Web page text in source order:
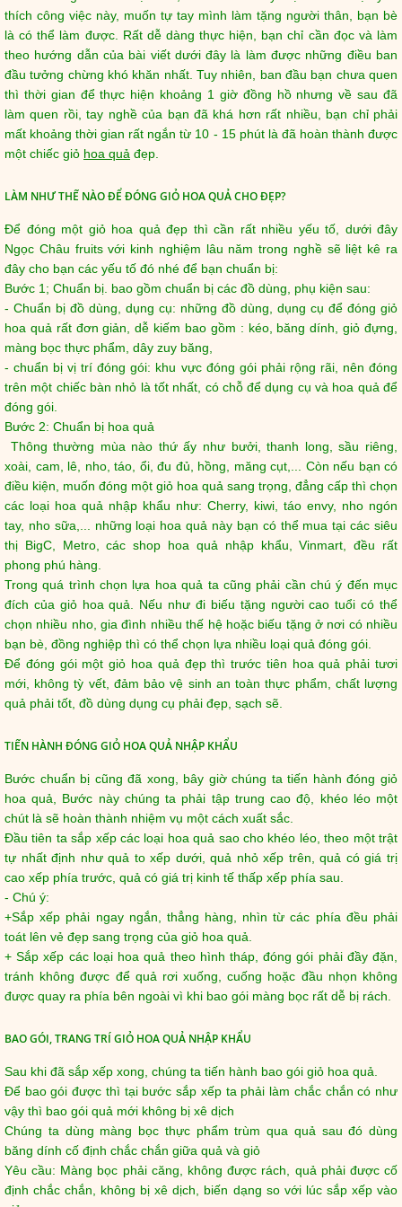
thích công việc này, muốn tự tay mình làm tặng người thân, bạn bè
là có thể làm được. Rất dễ dàng thực hiện, bạn chỉ cần đọc và làm
theo hướng dẫn của bài viết dưới đây là làm được những điều ban
đầu tưởng chừng khó khăn nhất. Tuy nhiên, ban đầu bạn chưa quen
thì thời gian để thực hiện khoảng 1 giờ đồng hồ nhưng về sau đã
làm quen rồi, tay nghề của bạn đã khá hơn rất nhiều, bạn chỉ phải
mất khoảng thời gian rất ngắn từ 10 - 15 phút là đã hoàn thành được
một chiếc giỏ hoa quả đẹp.
LÀM NHƯ THẾ NÀO ĐỂ ĐÓNG GIỎ HOA QUẢ CHO ĐẸP?
Để đóng một giỏ hoa quả đẹp thì cần rất nhiều yếu tố, dưới đây
Ngọc Châu fruits với kinh nghiệm lâu năm trong nghề sẽ liệt kê ra
đây cho bạn các yếu tố đó nhé để bạn chuẩn bị:
Bước 1; Chuẩn bị. bao gồm chuẩn bị các đồ dùng, phụ kiện sau:
- Chuẩn bị đồ dùng, dụng cụ: những đồ dùng, dụng cụ để đóng giỏ
hoa quả rất đơn giản, dễ kiếm bao gồm : kéo, băng dính, giỏ đựng,
màng bọc thực phẩm, dây zuy băng,
- chuẩn bị vị trí đóng gói: khu vực đóng gói phải rộng rãi, nên đóng
trên một chiếc bàn nhỏ là tốt nhất, có chỗ để dụng cụ và hoa quả để
đóng gói.
Bước 2: Chuẩn bị hoa quả
Thông thường mùa nào thứ ấy như bưởi, thanh long, sầu riêng,
xoài, cam, lê, nho, táo, ổi, đu đủ, hồng, măng cụt,... Còn nếu bạn có
điều kiện, muốn đóng một giỏ hoa quả sang trọng, đẳng cấp thì chọn
các loại hoa quả nhập khẩu như: Cherry, kiwi, táo envy, nho ngón
tay, nho sữa,... những loại hoa quả này bạn có thể mua tại các siêu
thị BigC, Metro, các shop hoa quả nhập khẩu, Vinmart, đều rất
phong phú hàng.
Trong quá trình chọn lựa hoa quả ta cũng phải cần chú ý đến mục
đích của giỏ hoa quả. Nếu như đi biếu tặng người cao tuổi có thể
chọn nhiều nho, gia đình nhiều thế hệ hoặc biếu tặng ở nơi có nhiều
bạn bè, đồng nghiệp thì có thể chọn lựa nhiều loại quả đóng gói.
Để đóng gói một giỏ hoa quả đẹp thì trước tiên hoa quả phải tươi
mới, không tỳ vết, đảm bảo vệ sinh an toàn thực phẩm, chất lượng
quả phải tốt, đồ dùng dụng cụ phải đẹp, sạch sẽ.
TIẾN HÀNH ĐÓNG GIỎ HOA QUẢ NHẬP KHẨU
Bước chuẩn bị cũng đã xong, bây giờ chúng ta tiến hành đóng giỏ
hoa quả, Bước này chúng ta phải tập trung cao độ, khéo léo một
chút là sẽ hoàn thành nhiệm vụ một cách xuất sắc.
Đầu tiên ta sắp xếp các loại hoa quả sao cho khéo léo, theo một trật
tự nhất định như quả to xếp dưới, quả nhỏ xếp trên, quả có giá trị
cao xếp phía trước, quả có giá trị kinh tế thấp xếp phía sau.
- Chú ý:
+Sắp xếp phải ngay ngắn, thẳng hàng, nhìn từ các phía đều phải
toát lên vẻ đẹp sang trọng của giỏ hoa quả.
+ Sắp xếp các loại hoa quả theo hình tháp, đóng gói phải đầy đặn,
tránh không được để quả rơi xuống, cuống hoặc đầu nhọn không
được quay ra phía bên ngoài vì khi bao gói màng bọc rất dễ bị rách.
BAO GÓI, TRANG TRÍ GIỎ HOA QUẢ NHẬP KHẨU
Sau khi đã sắp xếp xong, chúng ta tiến hành bao gói giỏ hoa quả.
Để bao gói được thì tại bước sắp xếp ta phải làm chắc chắn có như
vậy thì bao gói quả mới không bị xê dịch
Chúng ta dùng màng bọc thực phẩm trùm qua quả sau đó dùng
băng dính cố định chắc chắn giữa quả và giỏ
Yêu cầu: Màng bọc phải căng, không được rách, quả phải được cố
định chắc chắn, không bị xê dịch, biến dạng so với lúc sắp xếp vào